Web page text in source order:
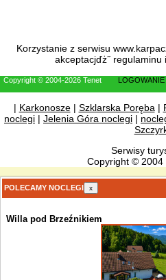
Korzystanie z serwisu
akceptacjďż˝ regulaminu i
Copyright © 2004-2026 Tenet LOGOWANIE
| Karkonosze| Szklarska Poręba|
noclegi | Jelenia Góra noclegi |
Serwisy
Copyright © 2004
POLECAMY NOCLEGI x
Willa pod Brzeźnikiem